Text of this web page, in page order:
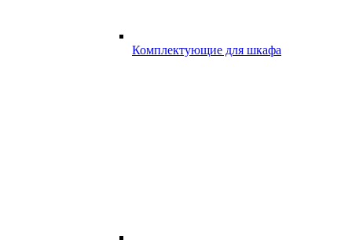
Комплектующие для шкафа